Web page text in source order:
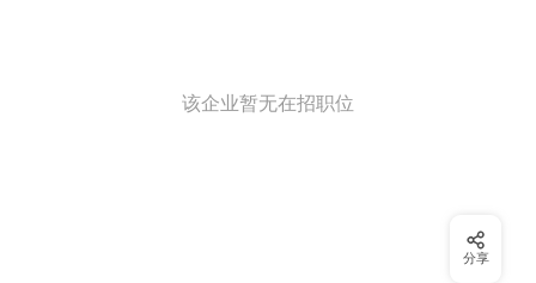
该企业暂无在招职位
分享